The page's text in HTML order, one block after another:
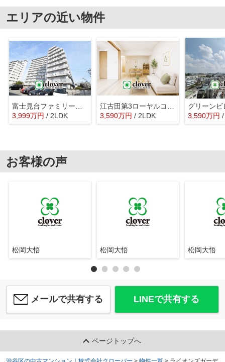
エリアの近い物件
3,999万円 / 2LDK
3,590万円 / 2LDK
グリーン
3,590万円
お客様の声
松岡大悟 松岡大悟 松岡大悟
メールで共有する LINEで共有する
ページトップへ